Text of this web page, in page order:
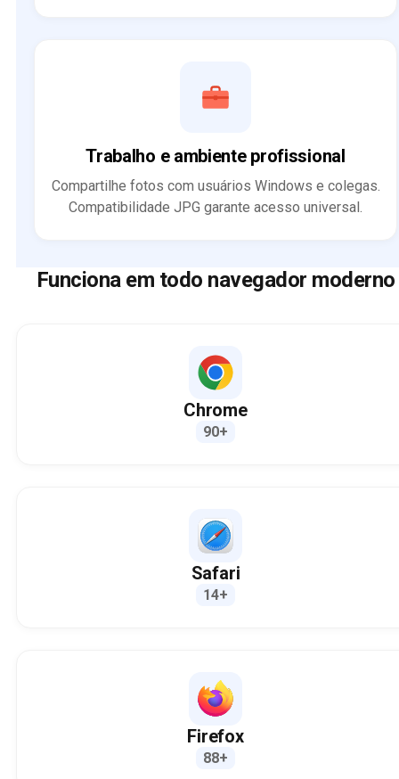
Trabalho e ambiente profissional
Compartilhe fotos com usuários Windows e colegas.
Compatibilidade JPG garante acesso universal.
Funciona em todo navegador moderno
Chrome
90+
Safari
14+
Firefox
88+